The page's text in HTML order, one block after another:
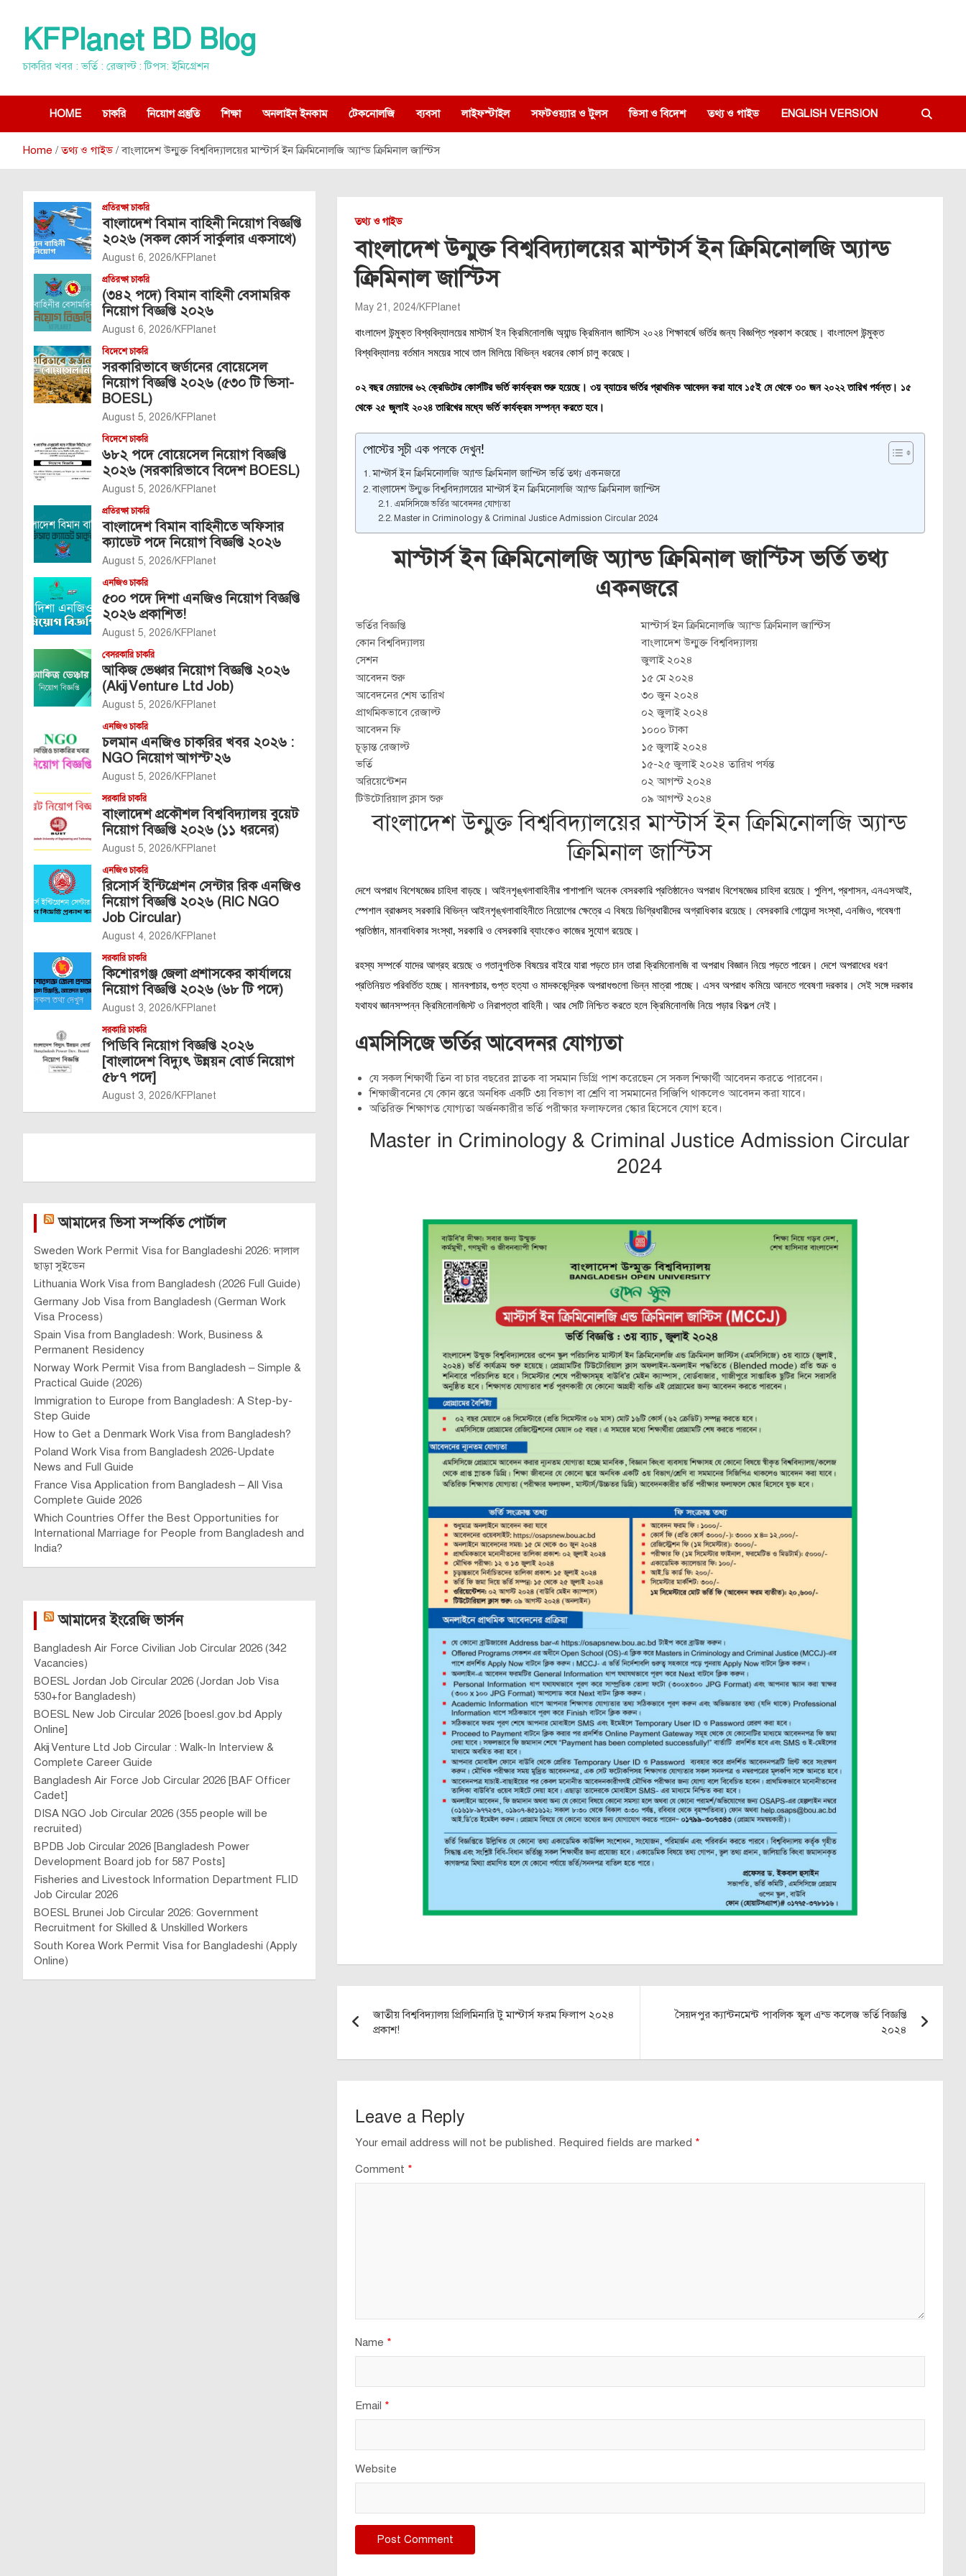
contentKFPlanet BD Blog
চাকরির খবর : ভর্তি : রেজাল্ট : টিপস: ইমিগ্রেশন
HOME চাকরি নিয়োগ প্রস্তুতি শিক্ষা অনলাইন ইনকাম টেকনোলজি ব্যবসা লাইফস্টাইল সফটওয়্যার ও টুলস ভিসা ও বিদেশ তথ্য ও গাইড ENGLISH VERSION
Home তথ্য ও গাইড বাংলাদেশ উন্মুক্ত বিশ্ববিদ্যালয়ের মাস্টার্স ইন ক্রিমিনোলজি অ্যান্ড ক্রিমিনাল জাস্টিস
তথ্য ও গাইড
বাংলাদেশ উন্মুক্ত বিশ্ববিদ্যালয়ের মাস্টার্স ইন ক্রিমিনোলজি অ্যান্ড
ক্রিমিনাল জাস্টিস
May 21, 2024 KFPlanet
বাংলাদেশ উন্মুক্ত বিশ্ববিদ্যালয়ের মাস্টার্স ইন ক্রিমিনোলজি অ্যান্ড ক্রিমিনাল জাস্টিস ২০২৪ শিক্ষাবর্ষে ভর্তির জন্য বিজ্ঞপ্তি প্রকাশ করেছে। বাংলাদেশ উন্মুক্ত
বিশ্ববিদ্যালয় বর্তমান সময়ের সাথে তাল মিলিয়ে বিভিন্ন ধরনের কোর্স চালু করেছে।
০২ বছর মেয়াদের ৬২ ক্রেডিটের কোর্সটির ভর্তি কার্যক্রম শুরু হয়েছে। ৩য় ব্যাচের ভর্তির প্রাথমিক আবেদন করা যাবে ১৫ই মে থেকে ৩০ জন ২০২২ তারিখ পর্যন্ত। ১৫
থেকে ২৫ জুলাই ২০২৪ তারিখের মধ্যে ভর্তি কার্যক্রম সম্পন্ন করতে হবে।
পোস্টের সূচী এক পলকে দেখুন!
মাস্টার্স ইন ক্রিমিনোলজি অ্যান্ড ক্রিমিনাল জাস্টিস ভর্তি তথ্য একনজরে
বাংলাদেশ উন্মুক্ত বিশ্ববিদ্যালয়ের মাস্টার্স ইন ক্রিমিনোলজি অ্যান্ড ক্রিমিনাল জাস্টিস
এমসিসিজে ভর্তির আবেদনর যোগ্যতা
Master in Criminology & Criminal Justice Admission Circular 2024
মাস্টার্স ইন ক্রিমিনোলজি অ্যান্ড ক্রিমিনাল জাস্টিস ভর্তি তথ্য
একনজরে
ভর্তির বিজ্ঞপ্তি
মাস্টার্স ইন ক্রিমিনোলজি অ্যান্ড ক্রিমিনাল জাস্টিস
কোন বিশ্ববিদ্যালয়
বাংলাদেশ উন্মুক্ত বিশ্ববিদ্যালয়
সেশন
জুলাই ২০২৪
আবেদন শুরু
১৫ মে ২০২৪
আবেদনের শেষ তারিখ
৩০ জুন ২০২৪
প্রাথমিকভাবে রেজাল্ট
০২ জুলাই ২০২৪
আবেদন ফি
১০০০ টাকা
চূড়ান্ত রেজাল্ট
১৫ জুলাই ২০২৪
ভর্তি
১৫-২৫ জুলাই ২০২৪ তারিখ পর্যন্ত
অরিয়েন্টেশন
০২ আগস্ট ২০২৪
টিউটোরিয়াল ক্লাস শুরু
০৯ আগস্ট ২০২৪
বাংলাদেশ উন্মুক্ত বিশ্ববিদ্যালয়ের মাস্টার্স ইন ক্রিমিনোলজি অ্যান্ড
ক্রিমিনাল জাস্টিস
দেশে অপরাধ বিশেষজ্ঞের চাহিদা বাড়ছে। আইনশৃঙ্খলাবাহিনীর পাশাপাশি অনেক বেসরকারি প্রতিষ্ঠানেও অপরাধ বিশেষজ্ঞের চাহিদা রয়েছে। পুলিশ, প্রশাসন, এনএসআই,
স্পেশাল ব্রাঞ্চসহ সরকারি বিভিন্ন আইনশৃঙ্খলাবাহিনীতে নিয়োগের ক্ষেত্রে এ বিষয়ে ডিগ্রিধারীদের অগ্রাধিকার রয়েছে। বেসরকারি গোয়েন্দা সংস্থা, এনজিও, গবেষণা
প্রতিষ্ঠান, মানবাধিকার সংস্থা, সরকারি ও বেসরকারি ব্যাংকেও কাজের ‍সুযোগ রয়েছে।
রহস্য সম্পর্কে যাদের আগ্রহ রয়েছে ও গতানুগতিক বিষয়ের বাইরে যারা পড়তে চান তারা ক্রিমিনোলজি বা অপরাধ বিজ্ঞান নিয়ে পড়তে পারেন। দেশে অপরাধের ধরণ
প্রতিনিয়ত পরিবর্তিত হচ্ছে। মানবপাচার, গুপ্ত হত্যা ও মাদককেন্দ্রিক অপরাধগুলো ভিন্ন মাত্রা পাচ্ছে। এসব অপরাধ কমিয়ে আনতে গবেষণা দরকার। সেই সঙ্গে দরকার
যথাযথ জ্ঞানসম্পন্ন ক্রিমিনোলজিস্ট ও নিরাপত্তা বাহিনী। আর সেটি নিশ্চিত করতে হলে ক্রিমিনোলজি নিয়ে পড়ার বিকল্প নেই।
এমসিসিজে ভর্তির আবেদনর যোগ্যতা
যে সকল শিক্ষার্থী তিন বা চার বছরের স্নাতক বা সমমান ডিগ্রি পাশ করেছেন সে সকল শিক্ষার্থী আবেদন করতে পারবেন।
শিক্ষাজীবনের যে কোন স্তরে অনধিক একটি ৩য় বিভাগ বা শ্রেণি বা সমমানের সিজিপি থাকলেও আবেদন করা যাবে।
অতিরিক্ত শিক্ষাগত যোগ্যতা অর্জনকারীর ভর্তি পরীক্ষার ফলাফলের স্কোর হিসেবে যোগ হবে।
Master in Criminology & Criminal Justice Admission Circular
2024
navigation
জাতীয় বিশ্ববিদ্যালয় প্রিলিমিনারি টু মাস্টার্স ফরম ফিলাপ ২০২৪
প্রকাশ!
সৈয়দপুর ক্যান্টনমেন্ট পাবলিক স্কুল এন্ড কলেজ ভর্তি বিজ্ঞপ্তি
২০২৪
Leave a Reply
Your email address will not be published. Required fields are marked *
Comment *
Name *
Email *
Website
প্রতিরক্ষা চাকরি
বাংলাদেশ বিমান বাহিনী নিয়োগ বিজ্ঞপ্তি
২০২৬ (সকল কোর্স সার্কুলার একসাথে)
August 6, 2026 KFPlanet
প্রতিরক্ষা চাকরি
(৩৪২ পদে) বিমান বাহিনী বেসামরিক
নিয়োগ বিজ্ঞপ্তি ২০২৬
August 6, 2026 KFPlanet
বিদেশে চাকরি
সরকারিভাবে জর্ডানের বোয়েসেল
নিয়োগ বিজ্ঞপ্তি ২০২৬ (৫৩০ টি ভিসা-
BOESL)
August 5, 2026 KFPlanet
বিদেশে চাকরি
৬৮২ পদে বোয়েসেল নিয়োগ বিজ্ঞপ্তি
২০২৬ (সরকারিভাবে বিদেশ BOESL)
August 5, 2026 KFPlanet
প্রতিরক্ষা চাকরি
বাংলাদেশ বিমান বাহিনীতে অফিসার
ক্যাডেট পদে নিয়োগ বিজ্ঞপ্তি ২০২৬
August 5, 2026 KFPlanet
এনজিও চাকরি
৫০০ পদে দিশা এনজিও নিয়োগ বিজ্ঞপ্তি
২০২৬ প্রকাশিত!
August 5, 2026 KFPlanet
বেসরকারি চাকরি
আকিজ ভেঞ্চার নিয়োগ বিজ্ঞপ্তি ২০২৬
(Akij Venture Ltd Job)
August 5, 2026 KFPlanet
এনজিও চাকরি
চলমান এনজিও চাকরির খবর ২০২৬ :
NGO নিয়োগ আগস্ট’২৬
August 5, 2026 KFPlanet
সরকারি চাকরি
বাংলাদেশ প্রকৌশল বিশ্ববিদ্যালয় বুয়েট
নিয়োগ বিজ্ঞপ্তি ২০২৬ (১১ ধরনের)
August 5, 2026 KFPlanet
এনজিও চাকরি
রিসোর্স ইন্টিগ্রেশন সেন্টার রিক এনজিও
নিয়োগ বিজ্ঞপ্তি ২০২৬ (RIC NGO
Job Circular)
August 4, 2026 KFPlanet
সরকারি চাকরি
কিশোরগঞ্জ জেলা প্রশাসকের কার্যালয়ে
নিয়োগ বিজ্ঞপ্তি ২০২৬ (৬৮ টি পদে)
August 3, 2026 KFPlanet
সরকারি চাকরি
পিডিবি নিয়োগ বিজ্ঞপ্তি ২০২৬
[বাংলাদেশ বিদ্যুৎ উন্নয়ন বোর্ড নিয়োগ
৫৮৭ পদে]
August 3, 2026 KFPlanet
আমাদের ভিসা সম্পর্কিত পোর্টাল
Sweden Work Permit Visa for Bangladeshi 2026: দালাল
ছাড়া সুইডেন
Lithuania Work Visa from Bangladesh (2026 Full Guide)
Germany Job Visa from Bangladesh (German Work
Visa Process)
Spain Visa from Bangladesh: Work, Business &
Permanent Residency
Norway Work Permit Visa from Bangladesh – Simple &
Practical Guide (2026)
Immigration to Europe from Bangladesh: A Step-by-
Step Guide
How to Get a Denmark Work Visa from Bangladesh?
Poland Work Visa from Bangladesh 2026-Update
News and Full Guide
France Visa Application from Bangladesh – All Visa
Complete Guide 2026
Which Countries Offer the Best Opportunities for
International Marriage for People from Bangladesh and
India?
আমাদের ইংরেজি ভার্সন
Bangladesh Air Force Civilian Job Circular 2026 (342
Vacancies)
BOESL Jordan Job Circular 2026 (Jordan Job Visa
530+for Bangladesh)
BOESL New Job Circular 2026 [boesl.gov.bd Apply
Online]
Akij Venture Ltd Job Circular : Walk-In Interview &
Complete Career Guide
Bangladesh Air Force Job Circular 2026 [BAF Officer
Cadet]
DISA NGO Job Circular 2026 (355 people will be
recruited)
BPDB Job Circular 2026 [Bangladesh Power
Development Board job for 587 Posts]
Fisheries and Livestock Information Department FLID
Job Circular 2026
BOESL Brunei Job Circular 2026: Government
Recruitment for Skilled & Unskilled Workers
South Korea Work Permit Visa for Bangladeshi (Apply
Online)